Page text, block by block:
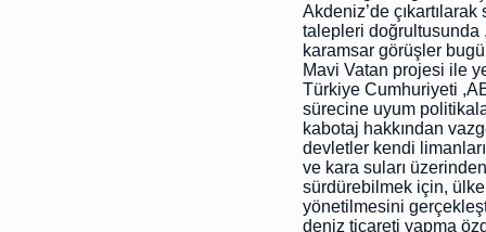
Akdeniz’de
talepleri doğrultusunda
karamsar görüşler
Mavi Vatan projesi ile
Türkiye Cumhuriyeti
sürecine uyum
kabotaj hakkından
devletler kendi
ve kara suları
sürdürebilmek için,
yönetilmesini
deniz ticareti yapma